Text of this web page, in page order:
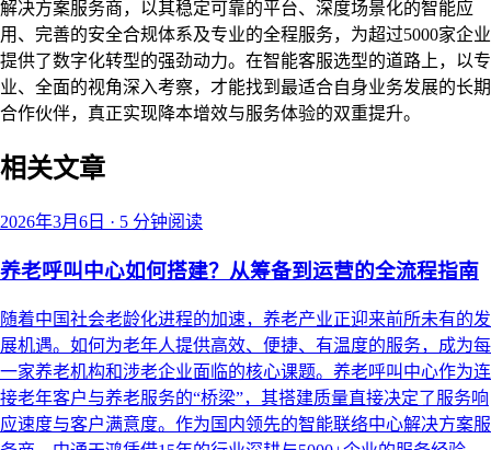
解决方案服务商，以其稳定可靠的平台、深度场景化的智能应
用、完善的安全合规体系及专业的全程服务，为超过5000家企业
提供了数字化转型的强劲动力。在智能客服选型的道路上，以专
业、全面的视角深入考察，才能找到最适合自身业务发展的长期
合作伙伴，真正实现降本增效与服务体验的双重提升。
相关文章
2026年3月6日 · 5 分钟阅读
养老呼叫中心如何搭建？从筹备到运营的全流程指南
随着中国社会老龄化进程的加速，养老产业正迎来前所未有的发
展机遇。如何为老年人提供高效、便捷、有温度的服务，成为每
一家养老机构和涉老企业面临的核心课题。养老呼叫中心作为连
接老年客户与养老服务的“桥梁”，其搭建质量直接决定了服务响
应速度与客户满意度。作为国内领先的智能联络中心解决方案服